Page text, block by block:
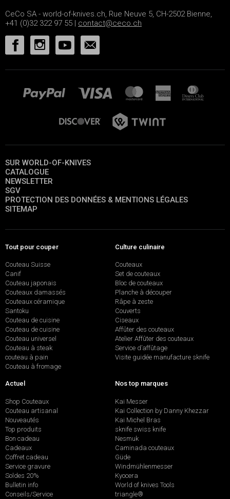
CeCo SA - world-of-knives.ch, Rue Neuve 5, CH-2502 Bienne,
+41 (0)32 322 97 55 | contact@ceco.ch
SUR WORLD-OF-KNIVES
CATALOGUE
NEWSLETTER
SGV
PROTECTION DES DONNÉES & MENTIONS LÉGALES
SITEMAP
Tout pour couper
Couteau Suisse
Canif
Couteau japonais
Couteaux damassés
Couteaux céramique
Santoku
Couteau de cuisine
Couteau de cuisine
Couteau universel
Couteau à steak
couteau à pain
Couteau à fromage
Culture culinaire
Couteaux
Set de couteaux
Bloc de couteaux
Planche à découper
Râpe à zeste
Couverts
Ciseaux
Affûter des couteaux
Atelier Affûter des couteaux
Service d’affûtage
Visite guidée manufacture sknife
Actuel
Shop Couteaux
Couteau artisanal
Nouveautés
Top produits
Bon cadeau
Cadeaux
Coffret cadeau
Service gravure
Soldes 20%
Bulletin info
Conseils/Service
Nos top marques
Kai Messer
Kai Collection by Danny Khezzar
Kai Michel Bras
sknife swiss knife
Nesmuk
Caminada couteaux
Güde
Windmühlenmesser
Kyocera
World of knives Tools
triangle®